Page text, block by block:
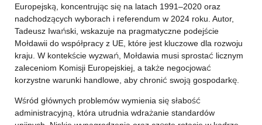
Europejską, koncentrując się na latach 1991–2020 oraz
nadchodzących wyborach i referendum w 2024 roku. Autor,
Tadeusz Iwański, wskazuje na pragmatyczne podejście
Mołdawii do współpracy z UE, które jest kluczowe dla rozwoju
kraju. W kontekście wyzwań, Mołdawia musi sprostać licznym
zaleceniom Komisji Europejskiej, a także negocjować
korzystne warunki handlowe, aby chronić swoją gospodarkę.
Wśród głównych problemów wymienia się słabość
administracyjną, która utrudnia wdrażanie standardów